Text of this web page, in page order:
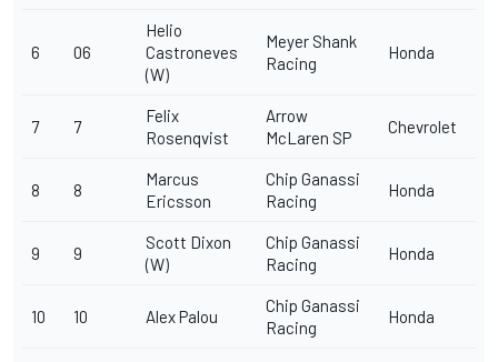
6 06
Helio
Castroneves
(W)
Meyer Shank
Racing
Honda
7 7
Felix
Rosenqvist
Arrow
McLaren SP
Chevrolet
8 8
Marcus
Ericsson
Chip Ganassi
Racing
Honda
9 9
Scott Dixon
(W)
Chip Ganassi
Racing
Honda
10 10 Alex Palou
Chip Ganassi
Racing
Honda